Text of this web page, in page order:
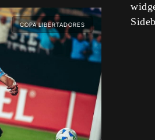
COPA LIBERTADORES